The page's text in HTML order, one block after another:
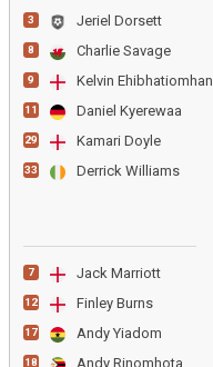
3 Jeriel Dorsett
8 Charlie Savage
9 Kelvin Ehibhatiomhan
11 Daniel Kyerewaa
29 Kamari Doyle
33 Derrick Williams
7 Jack Marriott
12 Finley Burns
17 Andy Yiadom
18 Andy Rinomhota